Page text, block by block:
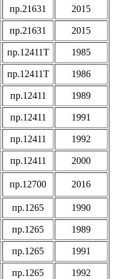
пр.21631 2015
пр.21631 2015
пр.12411Т 1985
пр.12411Т 1986
пр.12411 1989
пр.12411 1991
пр.12411 1992
пр.12411 2000
пр.12700 2016
пр.1265 1990
пр.1265 1989
пр.1265 1991
пр.1265 1992